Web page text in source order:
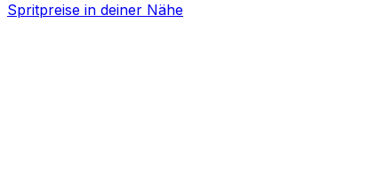
Spritpreise in deiner Nähe